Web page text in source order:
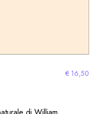
€ 16,50